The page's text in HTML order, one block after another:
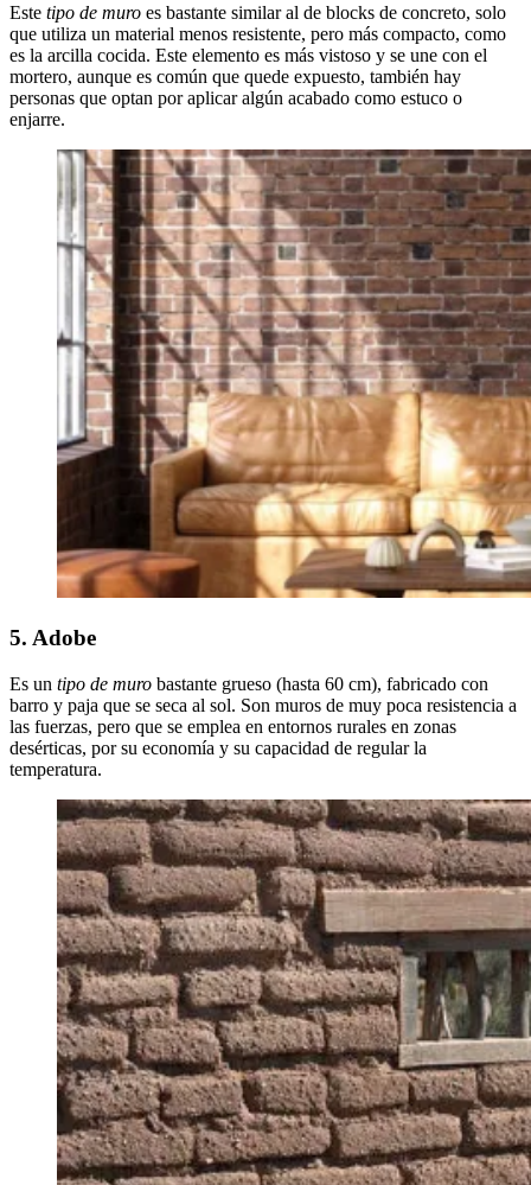
Este tipo de muro es bastante similar al de blocks de concreto, solo
que utiliza un material menos resistente, pero más compacto, como
es la arcilla cocida. Este elemento es más vistoso y se une con el
mortero, aunque es común que quede expuesto, también hay
personas que optan por aplicar algún acabado como estuco o
enjarre.
5. Adobe
Es un tipo de muro bastante grueso (hasta 60 cm), fabricado con
barro y paja que se seca al sol. Son muros de muy poca resistencia a
las fuerzas, pero que se emplea en entornos rurales en zonas
desérticas, por su economía y su capacidad de regular la
temperatura.